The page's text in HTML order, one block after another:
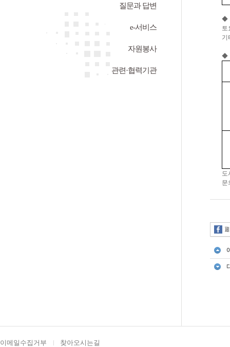
질문과 답변
e-서비스
자원봉사
관련·협력기관
◆
토
기
◆
도
문
이메일수집거부 찾아오시는길